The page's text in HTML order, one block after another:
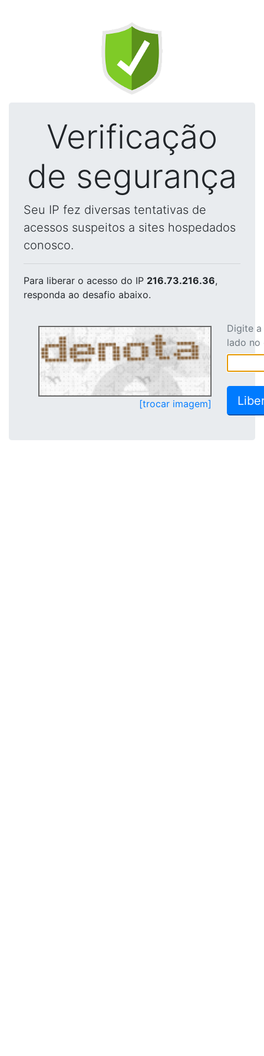
Verificação
de segurança
Seu IP fez diversas tentativas de
acessos suspeitos a sites hospedados
conosco.
Para liberar o acesso do IP 216.73.216.36,
responda ao desafio abaixo.
[trocar imagem]
Digite
lado no